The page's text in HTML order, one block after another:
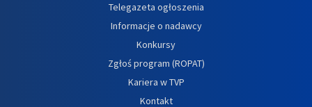
Telegazeta ogłoszenia
Informacje o nadawcy
Konkursy
Zgłoś program (ROPAT)
Kariera w TVP
Kontakt